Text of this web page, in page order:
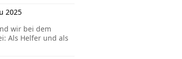
2025
wir bei dem
Als Helfer und als